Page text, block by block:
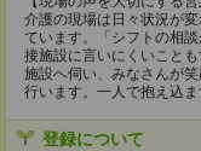
介護の現場は日々状況が
ています。「シフトの相
接施設に言いにくいこと
施設へ伺い、みなさんが
行います。一人で抱え込
登録について